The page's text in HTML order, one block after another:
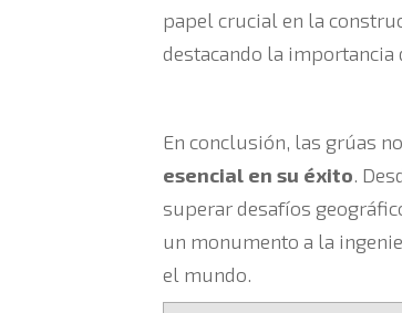
papel crucial en la
destacando la importancia
En conclusión, las grúas
esencial en su éxito.
superar desafíos
un monumento a la
el mundo.